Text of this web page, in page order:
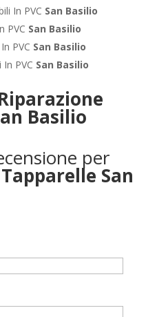
In PVC San Basilio
PVC San Basilio
PVC San Basilio
PVC San Basilio
Basilio
per
San